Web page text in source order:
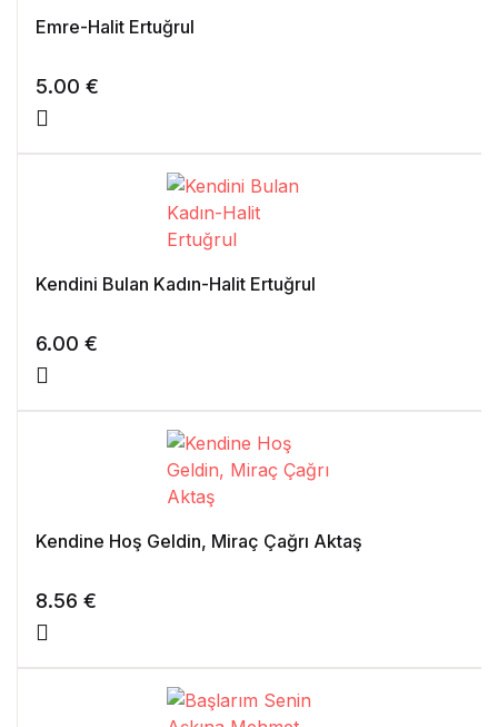
Emre-Halit Ertuğrul
5.00 €
Kendini Bulan Kadın-Halit Ertuğrul
6.00 €
Kendine Hoş Geldin, Miraç Çağrı Aktaş
8.56 €